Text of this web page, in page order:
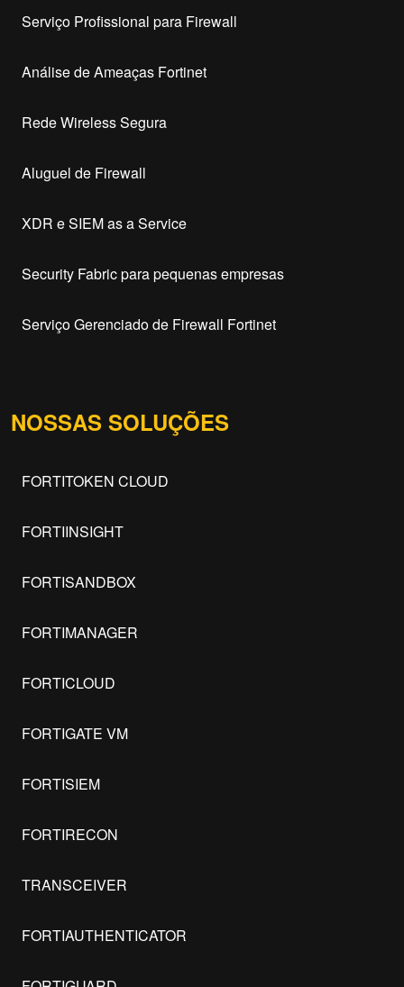
Serviço Profissional para Firewall
Análise de Ameaças Fortinet
Rede Wireless Segura
Aluguel de Firewall
XDR e SIEM as a Service
Security Fabric para pequenas empresas
Serviço Gerenciado de Firewall Fortinet
NOSSAS SOLUÇÕES
FORTITOKEN CLOUD
FORTIINSIGHT
FORTISANDBOX
FORTIMANAGER
FORTICLOUD
FORTIGATE VM
FORTISIEM
FORTIRECON
TRANSCEIVER
FORTIAUTHENTICATOR